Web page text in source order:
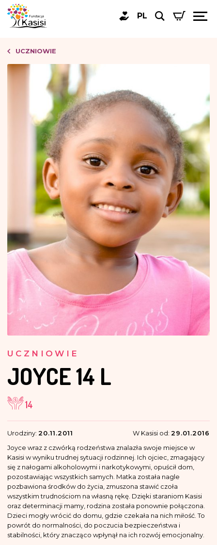
PL
UCZNIOWIE
UCZNIOWIE
JOYCE14 L
14
Urodziny: 20.11.2011 W Kasisi od: 29.01.2016
Joyce wraz z czwórką rodzeństwa znalazła swoje miejsce w
Kasisi w wyniku trudnej sytuacji rodzinnej. Ich ojciec, zmagający
się z nałogami alkoholowymi i narkotykowymi, opuścił dom,
pozostawiając wszystkich samych. Matka została nagle
pozbawiona środków do życia, zmuszona stawić czoła
wszystkim trudnościom na własną rękę. Dzięki staraniom Kasisi
oraz determinacji mamy, rodzina została ponownie połączona.
Dzieci mogły wrócić do domu, gdzie czekała na nich miłość. To
powrót do normalności, do poczucia bezpieczeństwa i
stabilności, który znacząco wpłynął na ich rozwój emocjonalny.